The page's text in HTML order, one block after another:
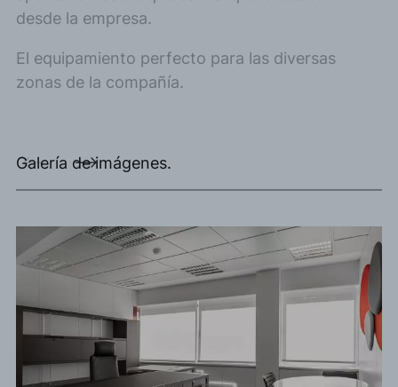
desde la empresa.
El equipamiento perfecto para las diversas
zonas de la compañía.
Galería de imágenes.